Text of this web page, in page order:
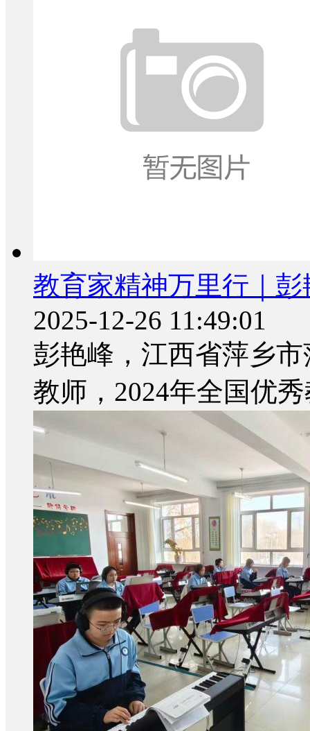
教育家精神万里行｜
2025-12-26 11:49:01
彭艳峰，江西省萍乡
教师，2024年全国优